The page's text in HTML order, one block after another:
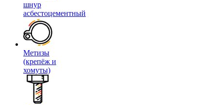
шнур
асбестоцементный
Метизы
(крепёж и
хомуты)